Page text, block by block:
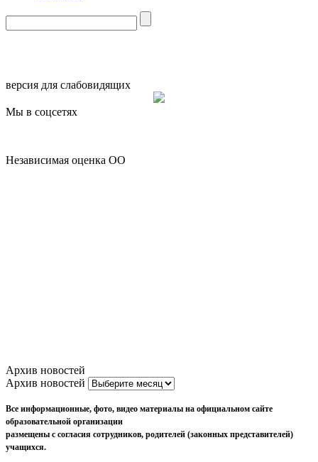
версия для слабовидящих
Мы в соцсетях
Независимая оценка ОО
Архив новостей
Архив новостей
Все информационные, фото, видео материалы на официальном сайте
образовательной организации
размещены с согласия сотрудников, родителей (законных представителей)
учащихся.